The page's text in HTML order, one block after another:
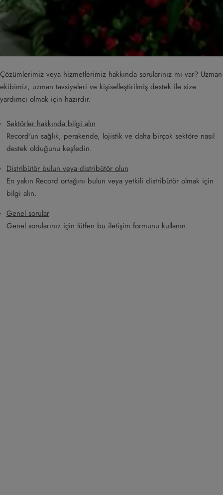
Çözümlerimiz veya hizmetlerimiz hakkında sorularınız mı var? Uzman
ekibimiz, uzman tavsiyeleri ve kişiselleştirilmiş destek ile size
yardımcı olmak için hazırdır.
Sektörler hakkında bilgi alın
Record'un sağlık, perakende, lojistik ve daha birçok sektöre nasıl
destek olduğunu keşfedin.
Distribütör bulun veya distribütör olun
En yakın Record ortağını bulun veya yetkili distribütör olmak için
bilgi alın.
Genel sorular
Genel sorularınız için lütfen bu iletişim formunu kullanın.